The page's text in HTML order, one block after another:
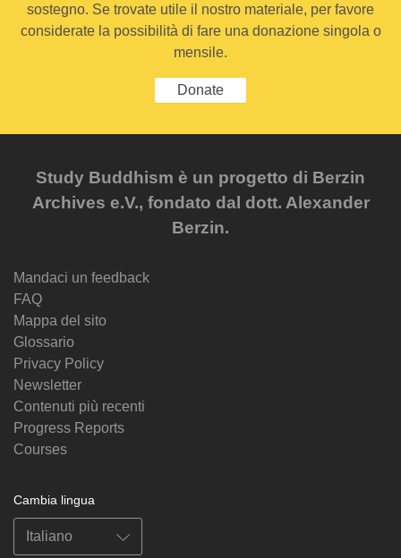
sostegno. Se trovate utile il nostro materiale, per favore
considerate la possibilità di fare una donazione singola o
mensile.
Donate
Study Buddhism è un progetto di Berzin
Archives e.V., fondato dal dott. Alexander
Berzin.
Mandaci un feedback
FAQ
Mappa del sito
Glossario
Privacy Policy
Newsletter
Contenuti più recenti
Progress Reports
Courses
Cambia lingua